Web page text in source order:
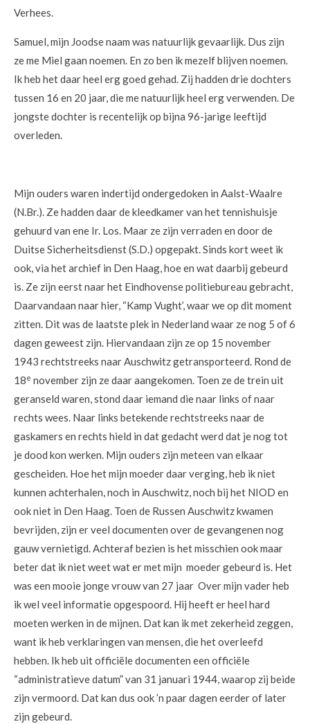
Verhees.
Samuel, mijn Joodse naam was natuurlijk gevaarlijk. Dus zijn
ze me Miel gaan noemen. En zo ben ik mezelf blijven noemen.
Ik heb het daar heel erg goed gehad. Zij hadden drie dochters
tussen 16 en 20 jaar, die me natuurlijk heel erg verwenden. De
jongste dochter is recentelijk op bijna 96-jarige leeftijd
overleden.
Mijn ouders waren indertijd ondergedoken in Aalst-Waalre
(N.Br.). Ze hadden daar de kleedkamer van het tennishuisje
gehuurd van ene Ir. Los. Maar ze zijn verraden en door de
Duitse Sicherheitsdienst (S.D.) opgepakt. Sinds kort weet ik
ook, via het archief in Den Haag, hoe en wat daarbij gebeurd
is. Ze zijn eerst naar het Eindhovense politiebureau gebracht,
Daarvandaan naar hier, “Kamp Vught’, waar we op dit moment
zitten. Dit was de laatste plek in Nederland waar ze nog 5 of 6
dagen geweest zijn. Hiervandaan zijn ze op 15 november
1943 rechtstreeks naar Auschwitz getransporteerd. Rond de
18e november zijn ze daar aangekomen. Toen ze de trein uit
geranseld waren, stond daar iemand die naar links of naar
rechts wees. Naar links betekende rechtstreeks naar de
gaskamers en rechts hield in dat gedacht werd dat je nog tot
je dood kon werken. Mijn ouders zijn meteen van elkaar
gescheiden. Hoe het mijn moeder daar verging, heb ik niet
kunnen achterhalen, noch in Auschwitz, noch bij het NIOD en
ook niet in Den Haag. Toen de Russen Auschwitz kwamen
bevrijden, zijn er veel documenten over de gevangenen nog
gauw vernietigd. Achteraf bezien is het misschien ook maar
beter dat ik niet weet wat er met mijn moeder gebeurd is. Het
was een mooie jonge vrouw van 27 jaar Over mijn vader heb
ik wel veel informatie opgespoord. Hij heeft er heel hard
moeten werken in de mijnen. Dat kan ik met zekerheid zeggen,
want ik heb verklaringen van mensen, die het overleefd
hebben. Ik heb uit officiële documenten een officiële
“administratieve datum” van 31 januari 1944, waarop zij beide
zijn vermoord. Dat kan dus ook ’n paar dagen eerder of later
zijn gebeurd.